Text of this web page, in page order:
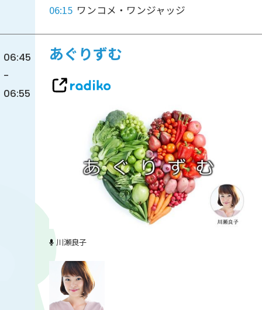
06:15 ワンコメ・ワンジャッジ
06:45
-
06:55
あぐりずむ
川瀬良子